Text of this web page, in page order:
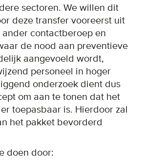
sectoren. We willen dit
deze transfer vooreerst uit
contactberoep en
de nood aan preventieve
aangevoeld wordt,
personeel in hoger
onderzoek dient dus
om aan te tonen dat het
toepasbaar is. Hierdoor zal
het pakket bevorderd
doen door: